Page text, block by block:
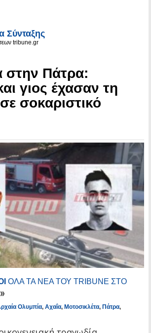
Σύνταξης
tribune.gr
στην Πάτρα:
γιος έχασαν τη
σοκαριστικό
ΟΛΑ ΤΑ ΝΕΑ ΤΟΥ TRIBUNE ΣΤΟ
Ολυμπία, Αχαΐα, Μοτοσικλέτα, Πάτρα,